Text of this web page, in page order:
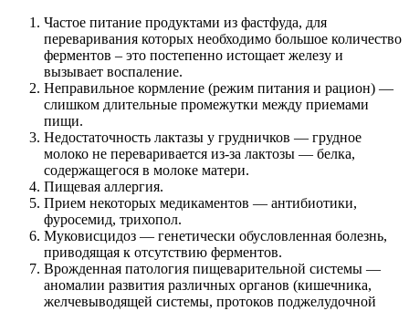
Частое питание продуктами из фастфуда, для
переваривания которых необходимо большое количество
ферментов – это постепенно истощает железу и
вызывает воспаление.
Неправильное кормление (режим питания и рацион) —
слишком длительные промежутки между приемами
пищи.
Недостаточность лактазы у грудничков — грудное
молоко не переваривается из-за лактозы — белка,
содержащегося в молоке матери.
Пищевая аллергия.
Прием некоторых медикаментов — антибиотики,
фуросемид, трихопол.
Муковисцидоз — генетически обусловленная болезнь,
приводящая к отсутствию ферментов.
Врожденная патология пищеварительной системы —
аномалии развития различных органов (кишечника,
желчевыводящей системы, протоков поджелудочной